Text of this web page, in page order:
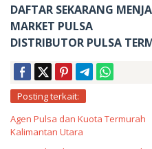
DAFTAR SEKARANG
MARKET PULSA
DISTRIBUTOR PULSA
Posting terkait:
Agen Pulsa dan Kuota Termurah
Kalimantan Utara